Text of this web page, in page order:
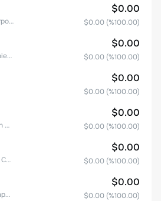
McDonald's Corporation
$0.00
$0.00 (%100.00)
Lowe's Companies Inc.
$0.00
$0.00 (%100.00)
$0.00
$0.00 (%100.00)
Royal Caribbean Group
$0.00
$0.00 (%100.00)
General Motors Company
$0.00
$0.00 (%100.00)
Ford Motor Company
$0.00
$0.00 (%100.00)